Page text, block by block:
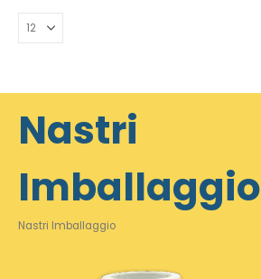
Nastri
Imballaggio
Nastri Imballaggio